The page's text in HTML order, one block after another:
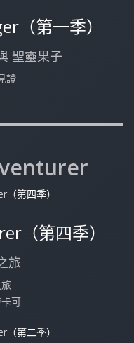
（第一季）
聖靈果子
證
（第四季）
旅
可